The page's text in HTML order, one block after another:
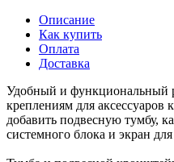
Описание
Как купить
Оплата
Доставка
Удобный и функциональный
креплениям для аксессуаров
добавить подвесную тумбу,
системного блока и экран для